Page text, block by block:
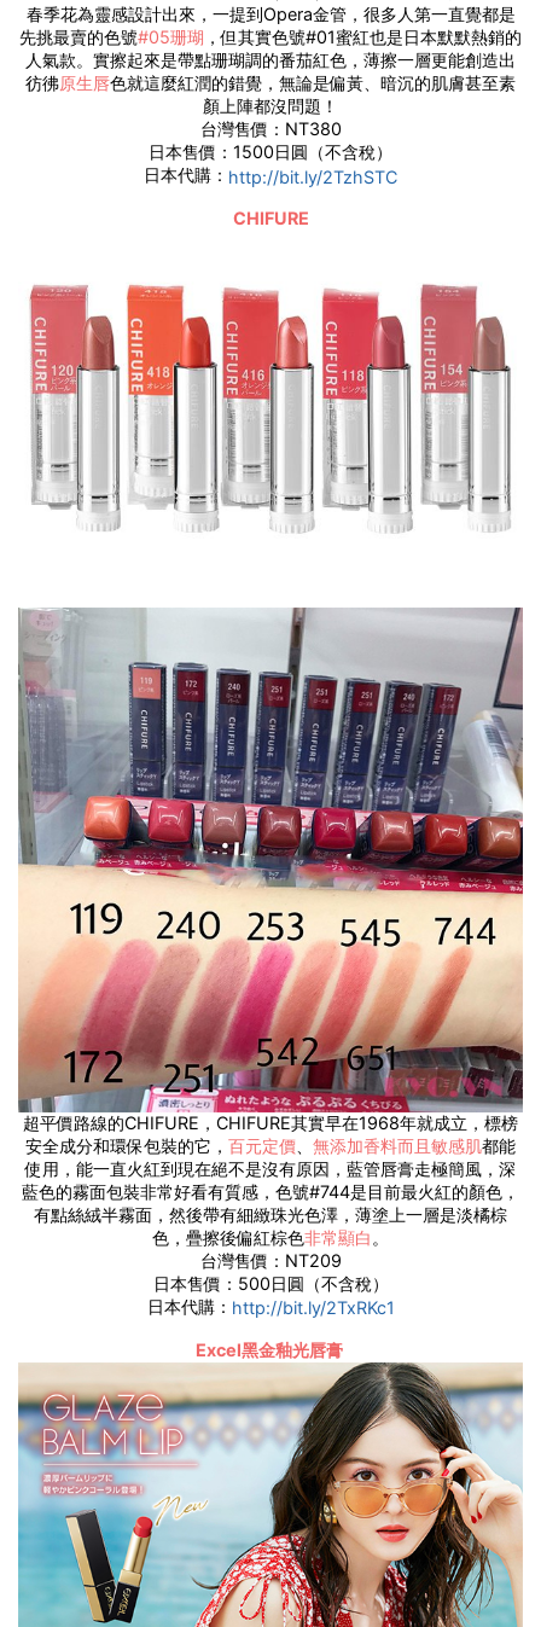
春季花為靈感設計出來，一提到Opera金管，很多人第一直覺都是
先挑最賣的色號#05珊瑚 ，但其實色號#01蜜紅也是日本默默熱銷的
人氣款。實擦起來是帶點珊瑚調的番茄紅色，薄擦一層更能創造出
彷彿原生唇色就這麼紅潤的錯覺，無論是偏黃、暗沉的肌膚甚至素
顏上陣都沒問題！
台灣售價：NT380
日本售價：1500日圓（不含稅）
日本代購： http://bit.ly/2TzhSTC
CHIFURE
超平價路線的CHIFURE，CHIFURE其實早在1968年就成立，標榜
安全成分和環保包裝的它， 百元定價 無添加香料而且敏感肌都能
使用，能一直火紅到現在絕不是沒有原因，藍管唇膏走極簡風，深
藍色的霧面包裝非常好看有質感，色號#744是目前最火紅的顏色，
有點絲絨半霧面，然後帶有細緻珠光色澤，薄塗上一層是淡橘棕
色，疊擦後偏紅棕色非常顯白 。
台灣售價：NT209
日本售價：500日圓（不含稅）
日本代購： http://bit.ly/2TxRKc1
Excel黑金釉光唇膏